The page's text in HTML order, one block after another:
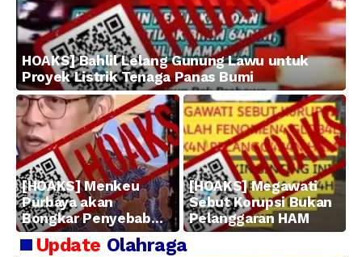
HOAKS] Bahlil Lelang Gunung Lawu untuk
Proyek Listrik Tenaga Panas Bumi
[HOAKS] Menkeu
Purbaya akan
Bongkar Penyebab
Kerugian BUMN
[HOAKS] Megawati
Sebut Korupsi Bukan
Pelanggaran HAM
Update Olahraga